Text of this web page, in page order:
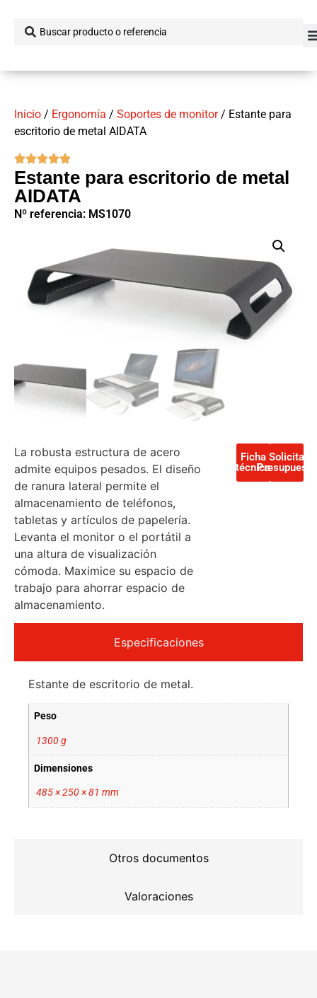
Inicio / Ergonomía / Soportes de monitor/ Estante para
escritorio de metal AIDATA
Estante para escritorio de metal
AIDATA
Nº referencia: MS1070
La robusta estructura de acero
admite equipos pesados. El diseño
de ranura lateral permite el
almacenamiento de teléfonos,
tabletas y artículos de papelería.
Levanta el monitor o el portátil a
una altura de visualización
cómoda. Maximice su espacio de
trabajo para ahorrar espacio de
almacenamiento.
Ficha
técnica
Solicita
Presupuesto
Especificaciones
Otros documentos
Valoraciones
Estante de escritorio de metal.
Peso
1300 g
Dimensiones
485 × 250 × 81 mm